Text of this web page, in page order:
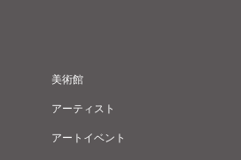
美術館
アーティスト
アートイベント